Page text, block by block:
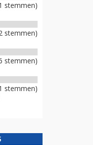
stemmen)
stemmen)
stemmen)
stemmen)